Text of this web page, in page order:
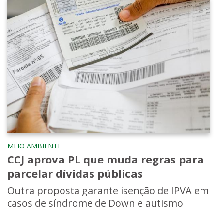
MEIO AMBIENTE
CCJ aprova PL que muda regras para
parcelar dívidas públicas
Outra proposta garante isenção de IPVA em
casos de síndrome de Down e autismo